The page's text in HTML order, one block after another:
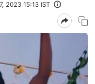
2023 15:13 IST